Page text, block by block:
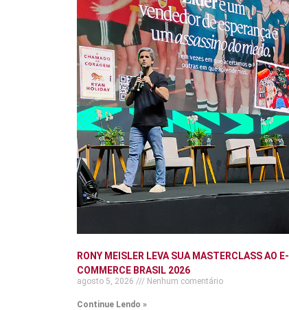
RONY MEISLER LEVA SUA MASTERCLASS AO E-
COMMERCE BRASIL 2026
agosto 5, 2026 Nenhum comentário
Continue Lendo »